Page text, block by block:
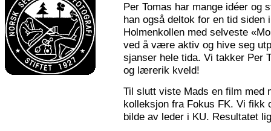
Per Tomas har mange idéer og
han også deltok for en tid siden
Holmenkollen med selveste
ved å være aktiv og hive seg
sjanser hele tida. Vi takker Per
og lærerik kveld!
Til slutt viste Mads en film med
kolleksjon fra Fokus FK. Vi fikk
bilde av leder i KU. Resultatet